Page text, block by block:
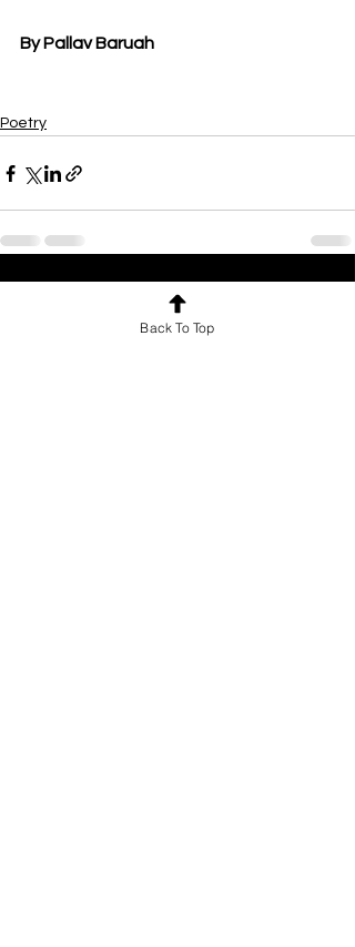
By Pallav Baruah
Poetry
Back To Top